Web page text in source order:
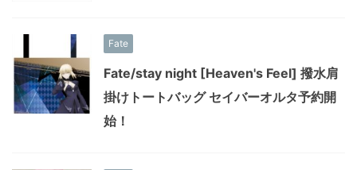
Fate
Fate/stay night [Heaven's Feel] 撥水肩
掛けトートバッグ セイバーオルタ予約開
始！